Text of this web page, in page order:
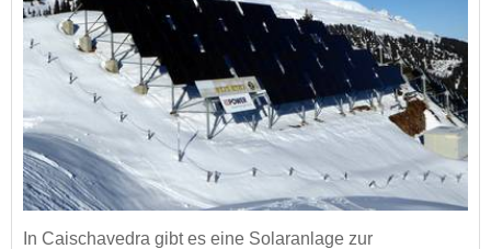
In Caischavedra gibt es eine Solaranlage zur